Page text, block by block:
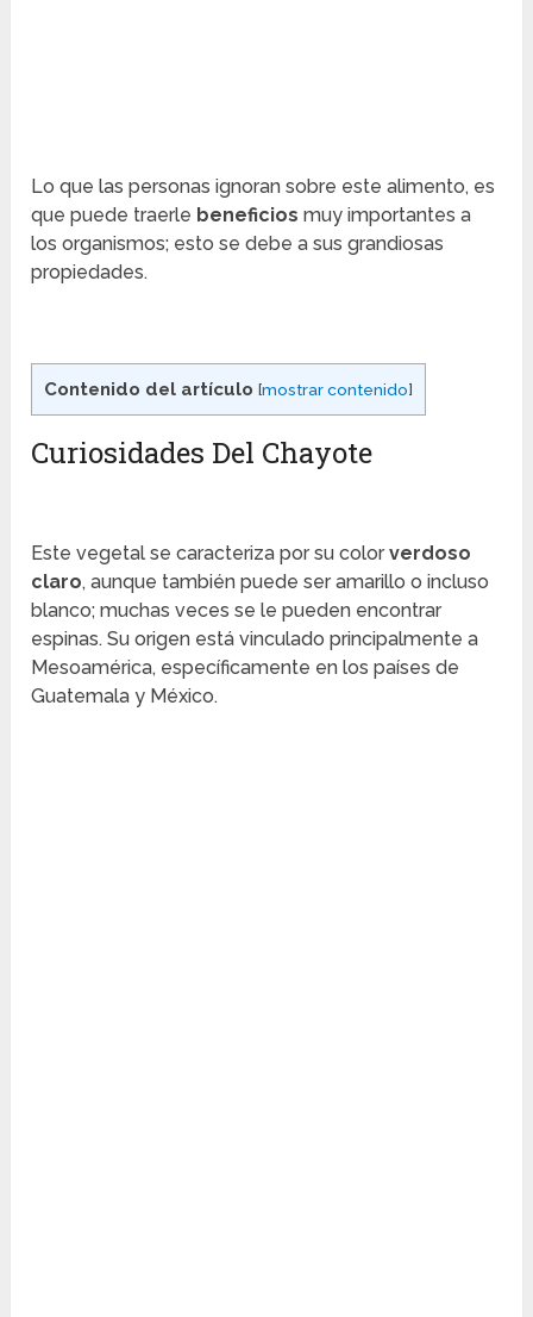
Lo que las personas ignoran sobre este alimento, es
que puede traerle beneficios muy importantes a
los organismos; esto se debe a sus grandiosas
propiedades.
Contenido del artículo [mostrar contenido]
Curiosidades Del Chayote
Este vegetal se caracteriza por su colorverdoso
claro, aunque también puede ser amarillo o incluso
blanco; muchas veces se le pueden encontrar
espinas. Su origen está vinculado principalmente a
Mesoamérica, específicamente en los países de
Guatemala y México.